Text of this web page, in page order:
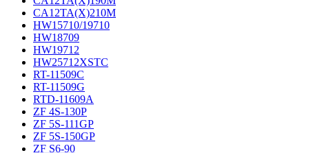
CA12TA(X)210M
HW15710/19710
HW18709
HW19712
HW25712XSTC
RT-11509C
RT-11509G
RTD-11609A
ZF 4S-130P
ZF 5S-111GP
ZF 5S-150GP
ZF S6-90